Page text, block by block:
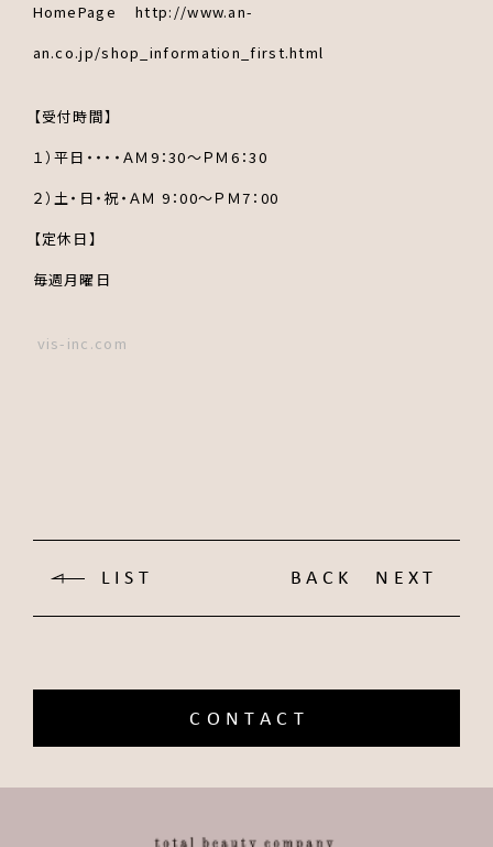
HomePage http://www.an-
an.co.jp/shop_information_first.html
【受付時間】
１）平日・・・・ＡＭ9：30～ＰＭ6：30
２）土・日・祝・ＡＭ 9：00～ＰＭ7：00
【定休日】
毎週月曜日
vis-inc.com
LIST BACK NEXT
CONTACT